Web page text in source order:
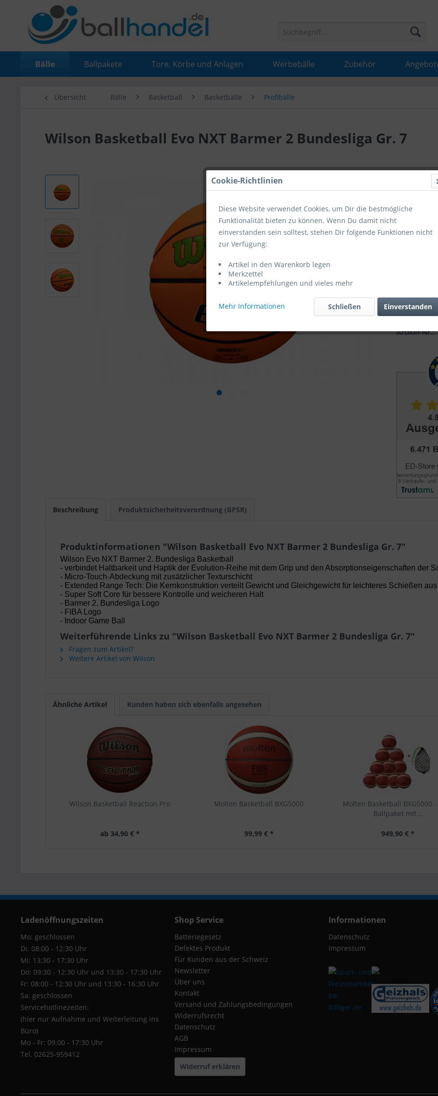
Bälle Ballpakete Tore, Körbe und Anlagen Werbebälle Zubehör
Übersicht Bälle Basketball Basketbälle Profibälle
Wilson Basketball Evo NXT Barmer 2 Bundesliga Gr. 7
Sofort
Artikel-Nr.:
Beschreibung Produktsicherheitsverordnung (GPSR)
Produktinformationen "Wilson Basketball Evo NXT Barmer 2 Bundesliga Gr. 7"
Wilson Evo NXT Barmer 2. Bundesliga Basketball
- verbindet Haltbarkeit und Haptik der Evolution-Reihe mit dem Grip und den Absorptionseigenschaften der
- Micro-Touch-Abdeckung mit zusätzlicher Texturschicht
- Extended Range Tech: Die Kernkonstruktion verteilt Gewicht und Gleichgewicht für leichteres Schießen
- Super Soft Core für bessere Kontrolle und weicheren Halt
- Barmer 2. Bundesliga Logo
- FIBA Logo
- Indoor Game Ball
Weiterführende Links zu "Wilson Basketball Evo NXT Barmer 2 Bundesliga Gr. 7"
Fragen zum Artikel?
Weitere Artikel von Wilson
Ähnliche Artikel Kunden haben sich ebenfalls angesehen
Wilson Basketball Reaction Pro
ab 34,90 € *
Molten Basketball BXG5000
99,99 € *
Molten Basketball BXG5000
Ballpaket mit...
949,90 € *
Ladenöffnungszeiten
Mo: geschlossen
Di: 08:00 - 12:30 Uhr
Mi: 13:30 - 17:30 Uhr
Do: 09:30 - 12:30 Uhr und 13:30 - 17:30 Uhr
Fr: 08:00 - 12:30 Uhr und 13:30 - 16:30 Uhr
Sa: geschlossen
Servicehotlinezeiten:
(hier nur Aufnahme und Weiterleitung ins
Büro)
Mo - Fr: 09:00 - 17:30 Uhr
Tel. 02625-959412
Shop Service
Batteriegesetz
Defektes Produkt
Für Kunden aus der Schweiz
Newsletter
Über uns
Kontakt
Versand und Zahlungsbedingungen
Widerrufsrecht
Datenschutz
AGB
Impressum
Widerruf erklären
Informationen
Datenschutz
Impressum
Cookie-Richtlinien
Diese Website verwendet Cookies, um Dir die bestmögliche
Funktionalität bieten zu können. Wenn Du damit nicht
einverstanden sein solltest, stehen Dir folgende Funktionen nicht
zur Verfügung:
Artikel in den Warenkorb legen
Merkzettel
Artikelempfehlungen und vieles mehr
Mehr Informationen Einverstanden
Schließen